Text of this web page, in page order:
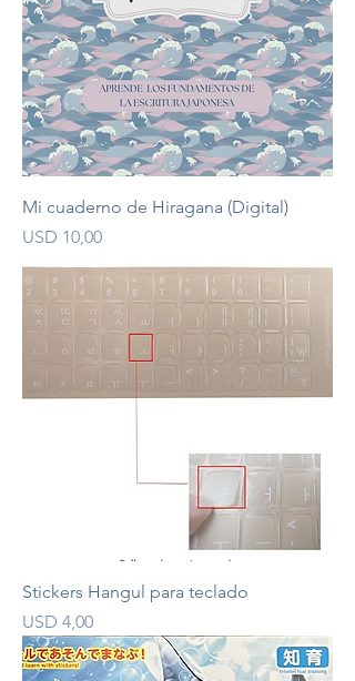
Mi cuaderno de Hiragana (Digital)
Precio
USD 10,00
Stickers Hangul para teclado
Precio
USD 4,00